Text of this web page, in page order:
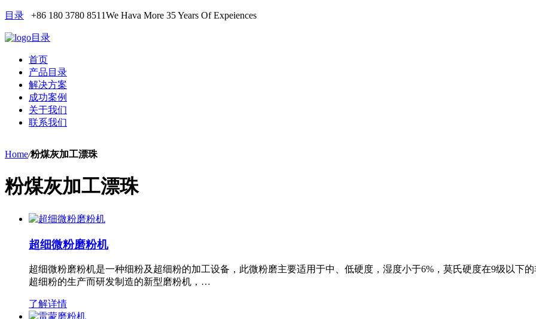
目录 +86 180 3780 8511We Hava More 35 Years Of Expeiences
目录
首页
产品目录
解决方案
成功案例
关于我们
联系我们
Home/粉煤灰加工漂珠
粉煤灰加工漂珠
超细微粉磨粉机
超细微粉磨粉机是一种细粉及超细粉的加工设备，此微粉磨主要适用于中、低硬度，湿度小于6%，莫氏硬度在9级以下
超细粉的生产而研发制造的新型磨粉机，…
了解详情